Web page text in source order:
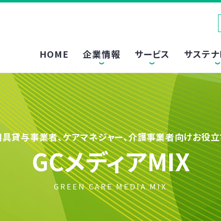
HOME 企業情報 サービス サステナ
貸与事業者、ケアマネジャー、介護事業者向けお役
GCメディアMIX
GREEN CARE MEDIA MIX